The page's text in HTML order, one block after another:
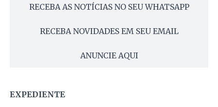
RECEBA AS NOTÍCIAS NO SEU WHATSAPP
RECEBA NOVIDADES EM SEU EMAIL
ANUNCIE AQUI
EXPEDIENTE